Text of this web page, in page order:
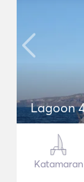
Lagoon
Katamaran